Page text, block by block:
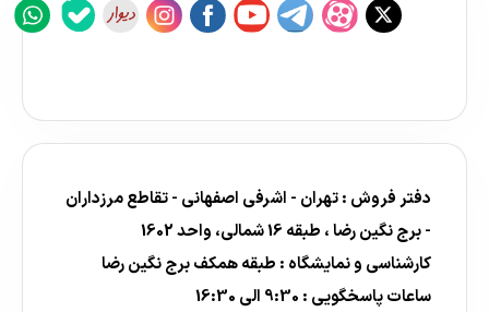
دفتر فروش : تهران - اشرفی اصفهانی - تقاطع مرزداران
- برج نگین رضا ، طبقه 16 شمالی، واحد 1602
کارشناسی و نمایشگاه : طبقه همکف برج نگین رضا
ساعات پاسخگویی : 9:30 الی 16:30